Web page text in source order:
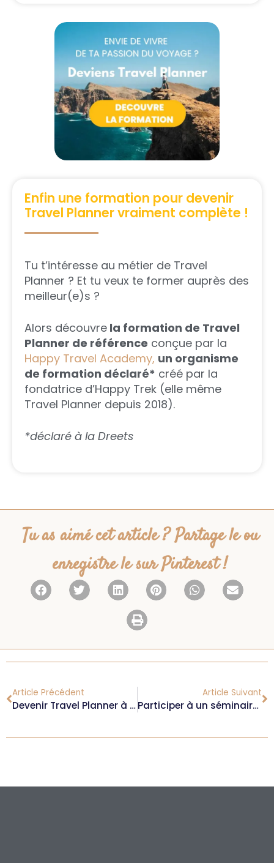
Enfin une formation pour devenir
Travel Planner vraiment complète !
Tu t’intéresse au métier de Travel
Planner ? Et tu veux te former auprès des
meilleur(e)s ?
Alors découvre la formation de Travel
Planner de référence conçue par la
Happy Travel Academy, un organisme
de formation déclaré* créé par la
fondatrice d’Happy Trek (elle même
Travel Planner depuis 2018).
*déclaré à la Dreets
Tu as aimé cet article ? Partage le ou
enregistre le sur Pinterest !
Article Précédent
Devenir Travel Planner à New York – Avec Pauline de Have a Good Journee (ep. 6)
Article Suivant
Participer à un séminaire pour entrepreneurs (mon expérience au BBoost Show !)